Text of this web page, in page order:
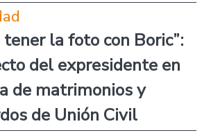
tener la foto con Boric”:
del expresidente en
de matrimonios y
de Unión Civil